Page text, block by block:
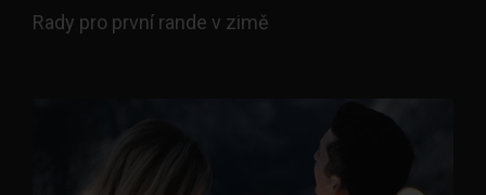
Rady pro první rande v zimě